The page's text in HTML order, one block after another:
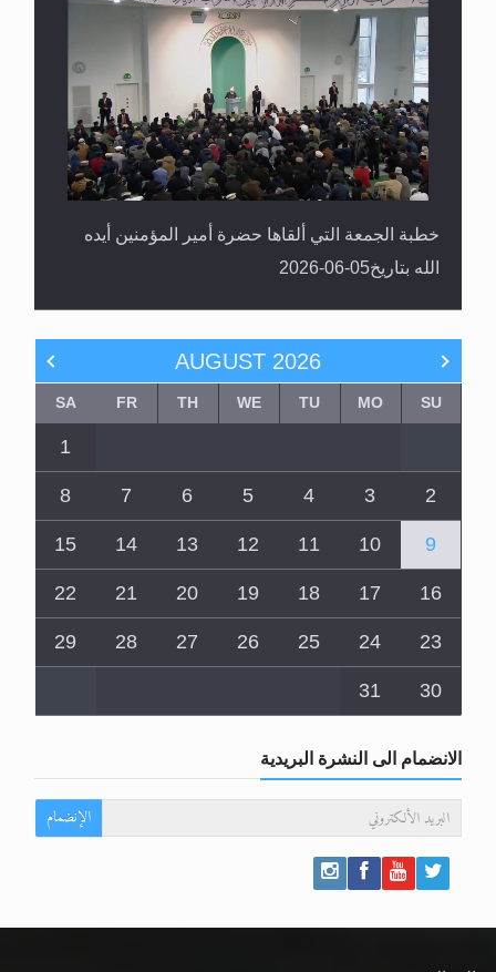
خطبة الجمعة التي ألقاها حضرة أمير المؤمنين أيده
الله بتاريخ05-06-2026
AUGUST 2026
SU
MO
TU
WE
TH
FR
SA
1
2
3
4
5
6
7
8
9
10
11
12
13
14
15
16
17
18
19
20
21
22
23
24
25
26
27
28
29
30
31
الانضمام الى النشرة البريدية
الإنضمام